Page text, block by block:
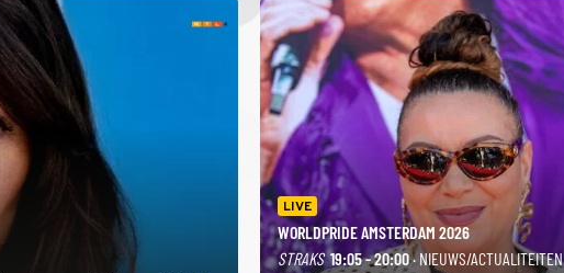
LIVE
WORLDPRIDE AMSTERDAM 2026
STRAKS 19:05 - 20:00· NIEUWS/ACTUALITEITEN